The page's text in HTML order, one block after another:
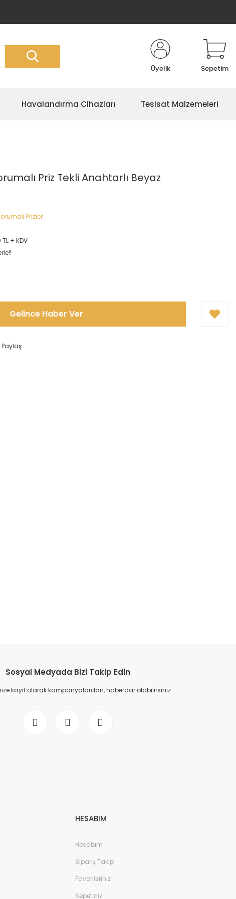
Üyelik Sepetim
Havalandırma Cihazları Tesisat Malzemeleri
Priz Tekli Anahtarlı Beyaz
Prizler
+ KDV
Gelince Haber Ver
Paylaş
Sosyal Medyada Bizi Takip Edin
kayıt olarak kampanyalardan, haberdar olabilirsiniz.
HESABIM
Hesabım
Sipariş Takip
Favorileriniz
Sepetiniz